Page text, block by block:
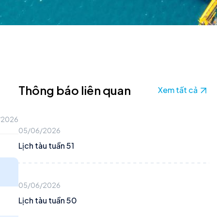
Thông báo liên quan Xem tất cả
05/06/2026
Lịch tàu tuần 51
05/06/2026
Lịch tàu tuần 50